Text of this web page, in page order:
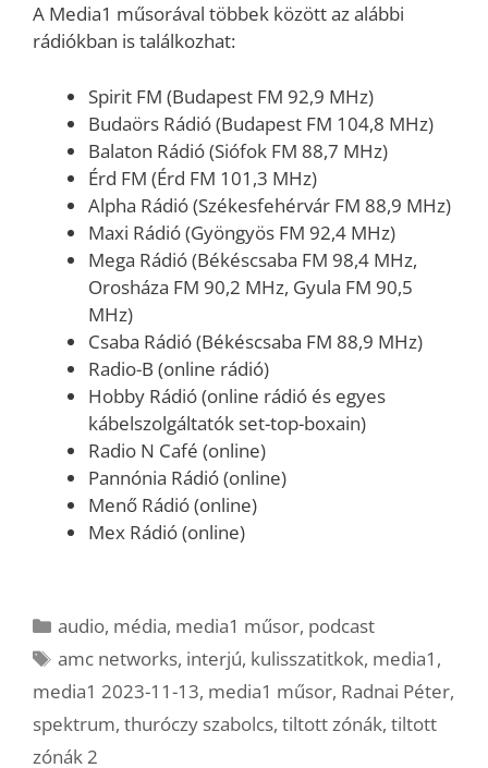
A Media1 műsorával többek között az alábbi
rádiókban is találkozhat:
Spirit FM (Budapest FM 92,9 MHz)
Budaörs Rádió (Budapest FM 104,8 MHz)
Balaton Rádió (Siófok FM 88,7 MHz)
Érd FM (Érd FM 101,3 MHz)
Alpha Rádió (Székesfehérvár FM 88,9 MHz)
Maxi Rádió (Gyöngyös FM 92,4 MHz)
Mega Rádió (Békéscsaba FM 98,4 MHz,
Orosháza FM 90,2 MHz, Gyula FM 90,5
MHz)
Csaba Rádió (Békéscsaba FM 88,9 MHz)
Radio-B (online rádió)
Hobby Rádió (online rádió és egyes
kábelszolgáltatók set-top-boxain)
Radio N Café (online)
Pannónia Rádió (online)
Menő Rádió (online)
Mex Rádió (online)
Kategória
audio, média, media1 műsor, podcast
Címkék
amc networks, interjú, kulisszatitkok, media1 ,
media1 2023-11-13, media1 műsor, Radnai Péter,
spektrum, thuróczy szabolcs, tiltott zónák, tiltott
zónák 2